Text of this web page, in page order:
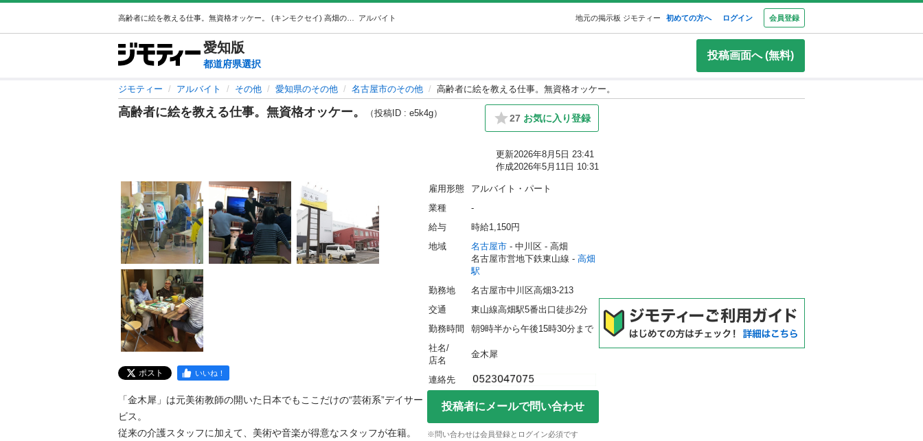
アルバイト 地元の掲示板 ジモティー 初めての方へ ログイン 会員登録
愛知版
都道府県選択
投稿画面へ (無料)
ジモティー アルバイト その他 愛知県のその他 名古屋市のその他 高齢者に絵を教える仕事。無資格オッケー。
高齢者に絵を教える仕事。無資格オッケー。 （投稿ID : e5k4g） 27 お気に入り登録
更新2026年8月5日 23:41
作成2026年5月11日 10:31
ポスト いいね！
「金木犀」は元美術教師の開いた日本でもここだけの“芸術系”デイサー
ビス。
従来の介護スタッフに加えて、美術や音楽が得意なスタッフが在籍。
雇用形態
アルバイト・パート
業種
-
給与
時給1,150円
地域
名古屋市 - 中川区 - 高畑
名古屋市営地下鉄東山線 - 高畑
駅
勤務地
名古屋市中川区高畑3-213
交通
東山線高畑駅5番出口徒歩2分
勤務時間
朝9時半から午後15時30分まで
社名/
店名
金木犀
連絡先
投稿者にメールで問い合わせ
※問い合わせは会員登録とログイン必須です